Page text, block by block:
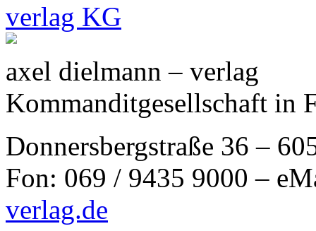
axel dielmann – verlag
Kommanditgesellschaft in
Donnersbergstraße 36 –
Fon: 069 / 9435 9000 –
verlag.de